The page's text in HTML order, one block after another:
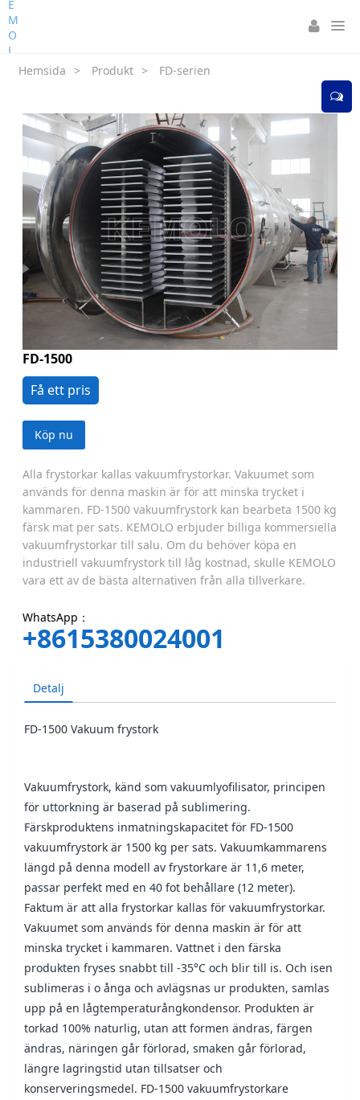
Hemsida > Produkt > FD-serien
FD-1500
Få ett pris
Köp nu
Alla frystorkar kallas vakuumfrystorkar. Vakuumet som
används för denna maskin är för att minska trycket i
kammaren. FD-1500 vakuumfrystork kan bearbeta 1500 kg
färsk mat per sats. KEMOLO erbjuder billiga kommersiella
vakuumfrystorkar till salu. Om du behöver köpa en
industriell vakuumfrystork till låg kostnad, skulle KEMOLO
vara ett av de bästa alternativen från alla tillverkare.
WhatsApp：
+8615380024001
Detalj
FD-1500 Vakuum frystork
Vakuumfrystork, känd som vakuumlyofilisator, principen
för uttorkning är baserad på sublimering.
Färskproduktens inmatningskapacitet för FD-1500
vakuumfrystork är 1500 kg per sats. Vakuumkammarens
längd på denna modell av frystorkare är 11,6 meter,
passar perfekt med en 40 fot behållare (12 meter).
Faktum är att alla frystorkar kallas för vakuumfrystorkar.
Vakuumet som används för denna maskin är för att
minska trycket i kammaren. Vattnet i den färska
produkten fryses snabbt till -35°C och blir till is. Och isen
sublimeras i o ånga och avlägsnas ur produkten, samlas
upp på en lågtemperaturångkondensor. Produkten är
torkad 100% naturlig, utan att formen ändras, färgen
ändras, näringen går förlorad, smaken går förlorad,
längre lagringstid utan tillsatser och
konserveringsmedel. FD-1500 vakuumfrystorkare